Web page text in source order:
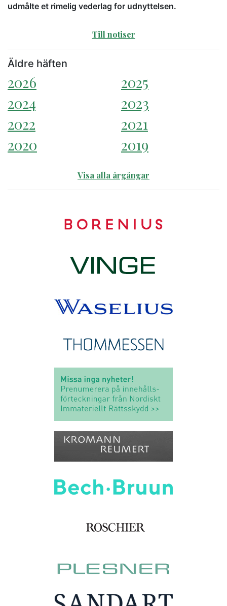
udmålte et rimelig vederlag for udnyttelsen.
Till notiser
Äldre häften
2026
2025
2024
2023
2022
2021
2020
2019
Visa alla årgångar